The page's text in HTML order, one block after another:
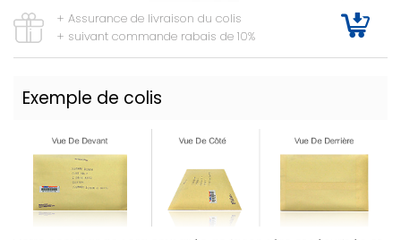
+ Assurance de livraison du colis
+ suivant commande rabais de 10%
Exemple de colis